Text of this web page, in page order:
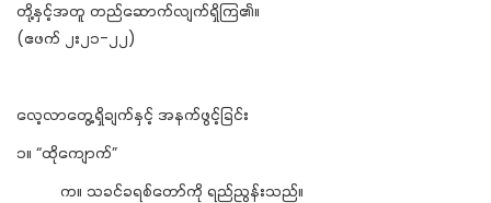
တို့နှင့်အတူ တည်ဆောက်လျက်ရှိကြ၏။
(ဧဖက် ၂း၂၁-၂၂)
လေ့လာတွေ့ရှိချက်နှင့် အနက်ဖွင့်ခြင်း
၁။ “ထိုကျောက်”
က။ သခင်ခရစ်တော်ကို ရည်ညွန်းသည်။